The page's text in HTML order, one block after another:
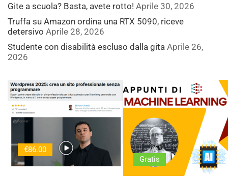
Gite a scuola? Basta, avete rotto! Aprile 30, 2026
Truffa su Amazon ordina una RTX 5090, riceve
detersivo Aprile 28, 2026
Studente con disabilità escluso dalla gita Aprile 26,
2026
€86.00
Gratis